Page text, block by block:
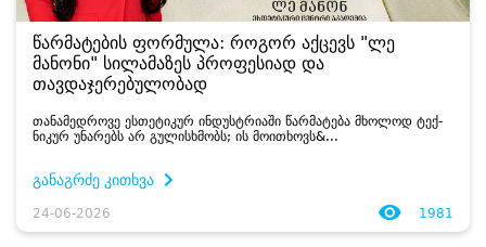
წარმატების ფორმულა: როგორ აქცევს "ლე
მანონი" სილამაზეს პროფესიად და
თავდაჯერებულობად
თა­ნა­მედ­რო­ვე ეს­თე­ტი­კურ ინ­დუსტრი­ა­ში წარ­მა­ტე­ბა მხო­ლოდ ტექ­
ნი­კურ უნა­რებს არ გუ­ლის­ხმობს; ის მო­ი­თხოვს&...
განაგრძე კითხვა
24-06-2026 1981